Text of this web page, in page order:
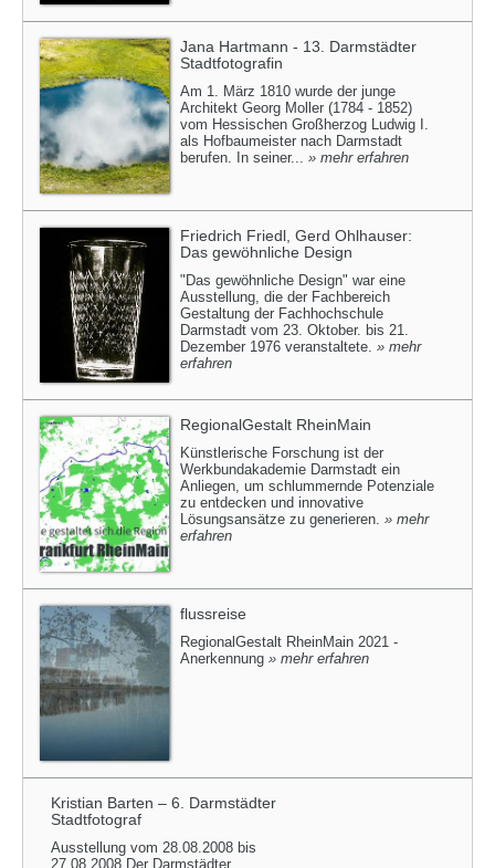
Jana Hartmann - 13. Darmstädter
Stadtfotografin
Am 1. März 1810 wurde der junge
Architekt Georg Moller (1784 - 1852)
vom Hessischen Großherzog Ludwig I.
als Hofbaumeister nach Darmstadt
berufen. In seiner... » mehr erfahren
Friedrich Friedl, Gerd Ohlhauser:
Das gewöhnliche Design
"Das gewöhnliche Design" war eine
Ausstellung, die der Fachbereich
Gestaltung der Fachhochschule
Darmstadt vom 23. Oktober. bis 21.
Dezember 1976 veranstaltete. » mehr
erfahren
RegionalGestalt RheinMain
Künstlerische Forschung ist der
Werkbundakademie Darmstadt ein
Anliegen, um schlummernde Potenziale
zu entdecken und innovative
Lösungsansätze zu generieren. » mehr
erfahren
flussreise
RegionalGestalt RheinMain 2021 -
Anerkennung » mehr erfahren
Kristian Barten – 6. Darmstädter
Stadtfotograf
Ausstellung vom 28.08.2008 bis
27.08.2008 Der Darmstädter